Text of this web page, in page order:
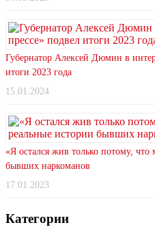
Губернатор Алексей Дюмин в
итоги 2023 года
15.01.2024
«Я остался жив только потому,
бывших наркоманов
17.01.2023
Категории